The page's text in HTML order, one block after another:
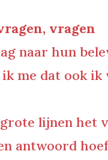
vragen
naar hun
me dat ook ik
lijnen het
antwoord